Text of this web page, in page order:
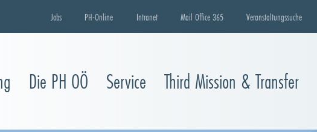
Jobs PH-Online Intranet Mail Office 365 Veranstaltungssuche
Die PH OÖ Service Third Mission & Transfer